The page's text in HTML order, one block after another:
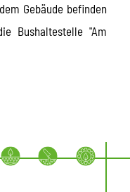
Gebäude befinden
Bushaltestelle "Am